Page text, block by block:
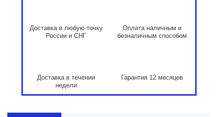
Доставка в любую точку
России и СНГ
Оплата наличным и
безналичным способом
Доставка в течении
недели
Гарантия 12 месяцев